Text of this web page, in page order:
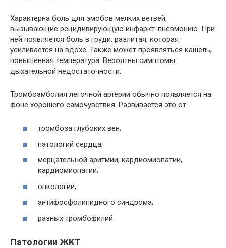
Характерна боль для эмобов мелких ветвей,
вызывающие рецидивирующую инфаркт-пневмонию. При
ней появляется боль в груди, разлитая, которая
усиливается на вдохе. Также может проявляться кашель,
повышенная температура. Вероятны симптомы
дыхательной недостаточности.
Тромбоэмболия легочной артерии обычно появляется на
фоне хорошего самочувствия. Развивается это от:
тромбоза глубоких вен;
патологий сердца;
мерцательной аритмии, кардиомиопатии,
кардиомиопатии;
онкологии;
антифосфолипидного синдрома;
разных тромбофилий.
Патологии ЖКТ